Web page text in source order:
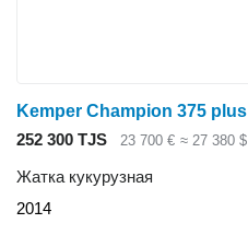
Kemper Champion 375 plus
252 300 TJS
23 700 € ≈ 27 380 $
Жатка кукурузная
2014